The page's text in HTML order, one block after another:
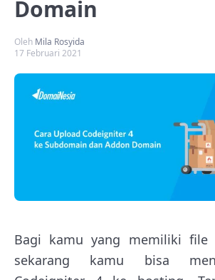
Domain
Oleh Mila Rosyida
17 Februari 2021
Bagi kamu yang memiliki file
sekarang kamu bisa